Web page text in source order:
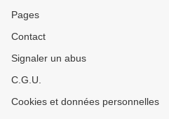
Pages
Contact
Signaler un abus
C.G.U.
Cookies et données personnelles